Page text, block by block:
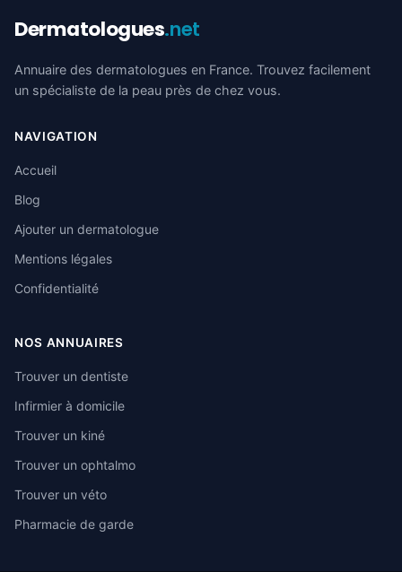
Dermatologues.net
Annuaire des dermatologues en France. Trouvez facilement
un spécialiste de la peau près de chez vous.
NAVIGATION
Accueil
Blog
Ajouter un dermatologue
Mentions légales
Confidentialité
NOS ANNUAIRES
Trouver un dentiste
Infirmier à domicile
Trouver un kiné
Trouver un ophtalmo
Trouver un véto
Pharmacie de garde